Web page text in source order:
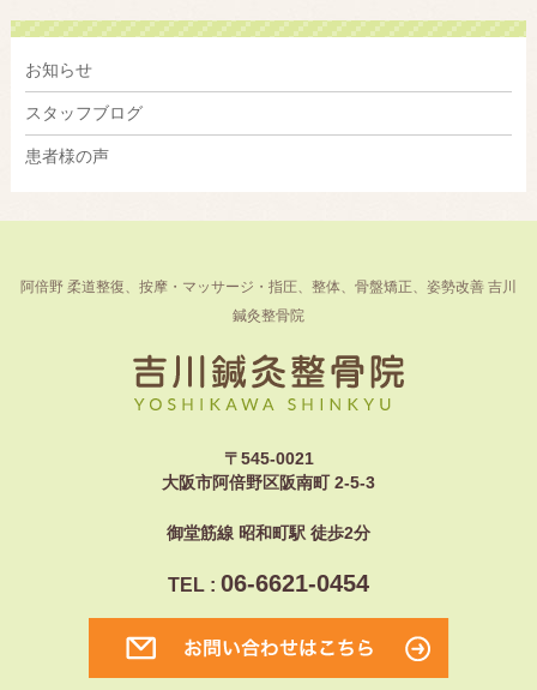
お知らせ
スタッフブログ
患者様の声
阿倍野 柔道整復、按摩・マッサージ・指圧、整体、骨盤矯正、姿勢改善 吉川
鍼灸整骨院
〒545-0021
大阪市阿倍野区阪南町 2-5-3
御堂筋線 昭和町駅 徒歩2分
TEL : 06-6621-0454